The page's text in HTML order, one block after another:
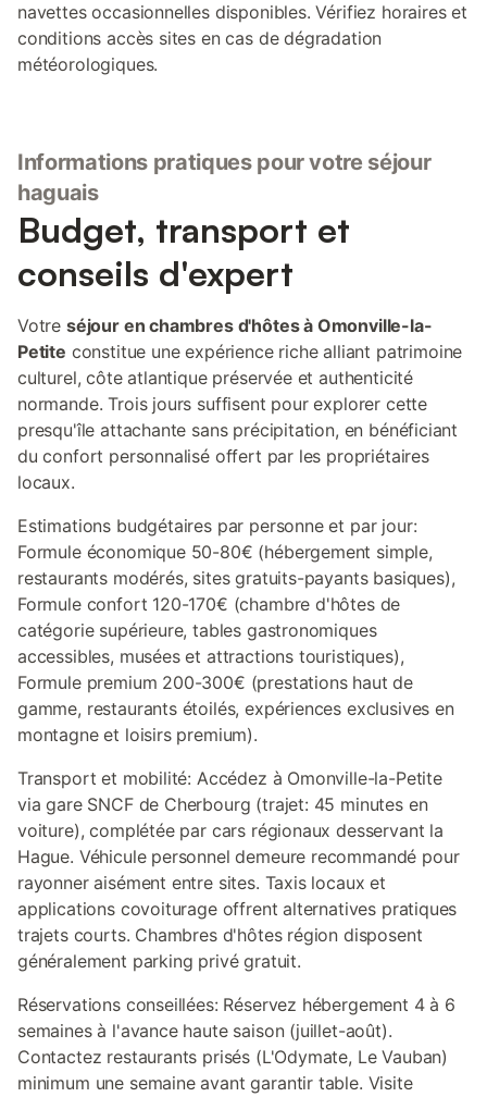
navettes occasionnelles disponibles. Vérifiez horaires et
conditions accès sites en cas de dégradation
météorologiques.
Informations pratiques pour votre séjour
haguais
Budget, transport et
conseils d'expert
Votre séjour en chambres d'hôtes à Omonville-la-
Petite constitue une expérience riche alliant patrimoine
culturel, côte atlantique préservée et authenticité
normande. Trois jours suffisent pour explorer cette
presqu'île attachante sans précipitation, en bénéficiant
du confort personnalisé offert par les propriétaires
locaux.
Estimations budgétaires par personne et par jour:
Formule économique 50-80€ (hébergement simple,
restaurants modérés, sites gratuits-payants basiques),
Formule confort 120-170€ (chambre d'hôtes de
catégorie supérieure, tables gastronomiques
accessibles, musées et attractions touristiques),
Formule premium 200-300€ (prestations haut de
gamme, restaurants étoilés, expériences exclusives en
montagne et loisirs premium).
Transport et mobilité: Accédez à Omonville-la-Petite
via gare SNCF de Cherbourg (trajet: 45 minutes en
voiture), complétée par cars régionaux desservant la
Hague. Véhicule personnel demeure recommandé pour
rayonner aisément entre sites. Taxis locaux et
applications covoiturage offrent alternatives pratiques
trajets courts. Chambres d'hôtes région disposent
généralement parking privé gratuit.
Réservations conseillées: Réservez hébergement 4 à 6
semaines à l'avance haute saison (juillet-août).
Contactez restaurants prisés (L'Odymate, Le Vauban)
minimum une semaine avant garantir table. Visite